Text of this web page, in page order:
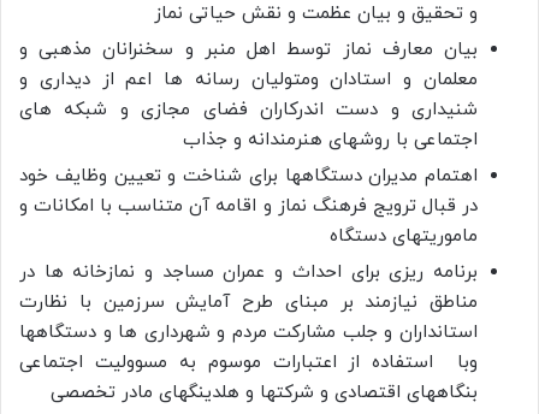
و تحقیق و بیان عظمت و نقش حیاتی نماز
بیان معارف نماز توسط اهل منبر و سخنرانان مذهبی و
معلمان و استادان ومتولیان رسانه ها اعم از دیداری و
شنیداری و دست اندرکاران فضای مجازی و شبکه های
اجتماعی با روشهای هنرمندانه و جذاب
اهتمام مدیران دستگاهها برای شناخت و تعیین وظایف خود
در قبال ترویج فرهنگ نماز و اقامه آن متناسب با امکانات و
ماموریتهای دستگاه
برنامه ریزی برای احداث و عمران مساجد و نمازخانه ها در
مناطق نیازمند بر مبنای طرح آمایش سرزمین با نظارت
استانداران و جلب مشارکت مردم و شهرداری ها و دستگاهها
وبا استفاده از اعتبارات موسوم به مسوولیت اجتماعی
بنگاههای اقتصادی و شرکتها و هلدینگهای مادر تخصصی